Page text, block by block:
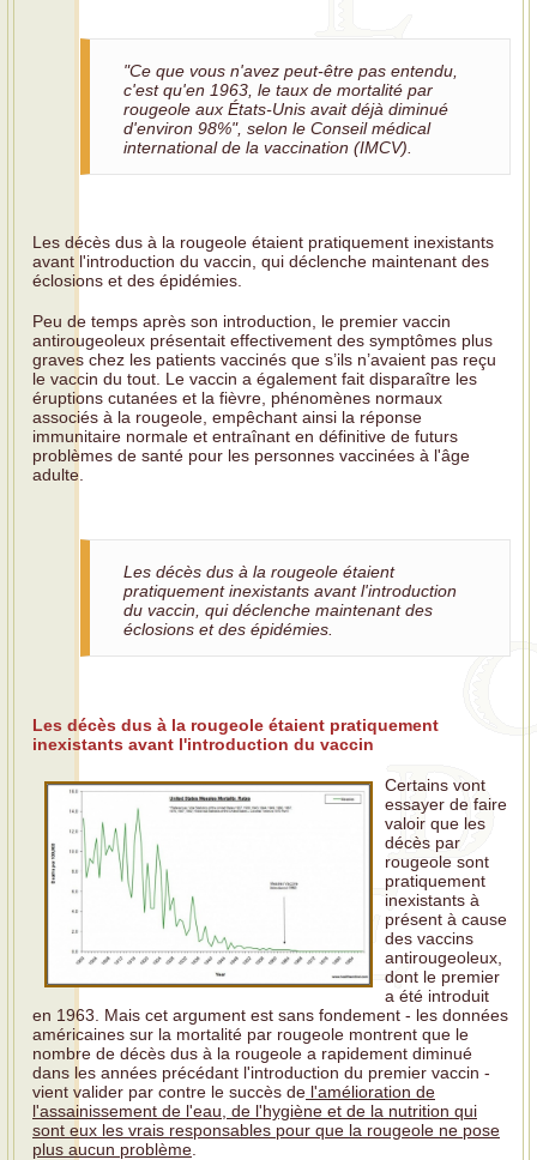
"Ce que vous n'avez peut-être pas entendu,
c'est qu'en 1963, le taux de mortalité par
rougeole aux États-Unis avait déjà diminué
d'environ 98%", selon le Conseil médical
international de la vaccination (IMCV).
Les décès dus à la rougeole étaient pratiquement inexistants
avant l'introduction du vaccin, qui déclenche maintenant des
éclosions et des épidémies.
Peu de temps après son introduction, le premier vaccin
antirougeoleux présentait effectivement des symptômes plus
graves chez les patients vaccinés que s’ils n’avaient pas reçu
le vaccin du tout. Le vaccin a également fait disparaître les
éruptions cutanées et la fièvre, phénomènes normaux
associés à la rougeole, empêchant ainsi la réponse
immunitaire normale et entraînant en définitive de futurs
problèmes de santé pour les personnes vaccinées à l'âge
adulte.
Les décès dus à la rougeole étaient
pratiquement inexistants avant l'introduction
du vaccin, qui déclenche maintenant des
éclosions et des épidémies.
Les décès dus à la rougeole étaient pratiquement
inexistants avant l'introduction du vaccin
Certains vont
essayer de faire
valoir que les
décès par
rougeole sont
pratiquement
inexistants à
présent à cause
des vaccins
antirougeoleux,
dont le premier
a été introduit
en 1963. Mais cet argument est sans fondement - les données
américaines sur la mortalité par rougeole montrent que le
nombre de décès dus à la rougeole a rapidement diminué
dans les années précédant l'introduction du premier vaccin -
vient valider par contre le succès de l'amélioration de
l'assainissement de l'eau, de l'hygiène et de la nutrition qui
sont eux les vrais responsables pour que la rougeole ne pose
plus aucun problème